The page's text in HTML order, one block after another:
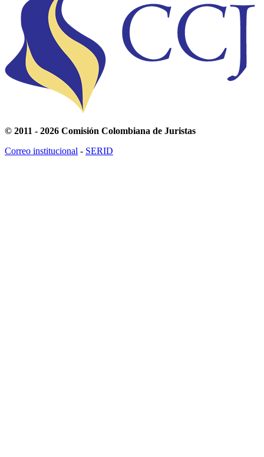
© 2011 - 2026 Comisión Colombiana de Juristas
Correo institucional - SERID